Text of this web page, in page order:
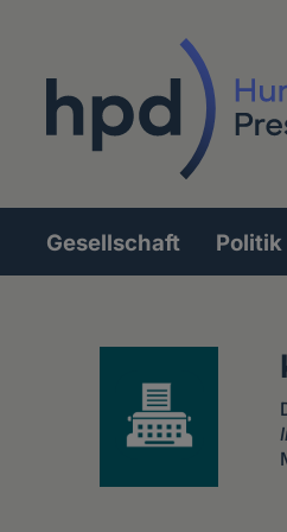
Gesellschaft Politik